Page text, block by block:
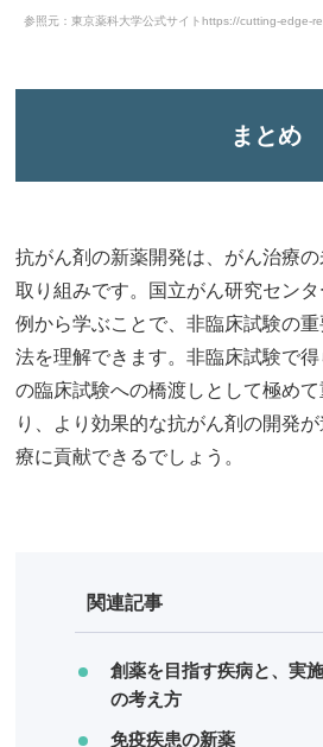
参照元：東京薬科大学公式サイトhttps://cutting-edge-
まとめ
抗がん剤の新薬開発は、がん治療
取り組みです。国立がん研究セン
例から学ぶことで、非臨床試験の
法を理解できます。非臨床試験で
の臨床試験への橋渡しとして極め
り、より効果的な抗がん剤の開発
療に貢献できるでしょう。
関連記事
創薬を目指す疾病と、実
の考え方
免疫疾患の新薬